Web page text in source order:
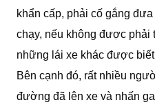
khẩn cấp, phải cố gắng
chạy, nếu không được phải
những lái xe khác được
Bên cạnh đó, rất nhiều
đường đã lên xe và nhấn